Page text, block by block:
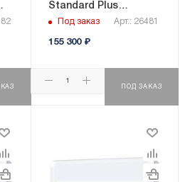
Standard Plus
настенная сплит-
Под заказ Арт.: 26481
155 300₽
ПОД ЗАКАЗ